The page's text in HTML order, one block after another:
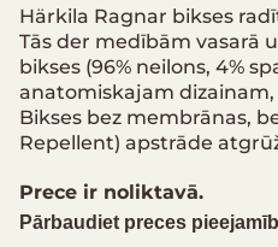
Härkila Ragnar bikses
Tās der medībām vasarā
bikses (96% neilons, 4%
anatomiskajam
Bikses bez membrānas,
Repellent) apstrāde
Prece ir noliktavā.
Pārbaudiet preces